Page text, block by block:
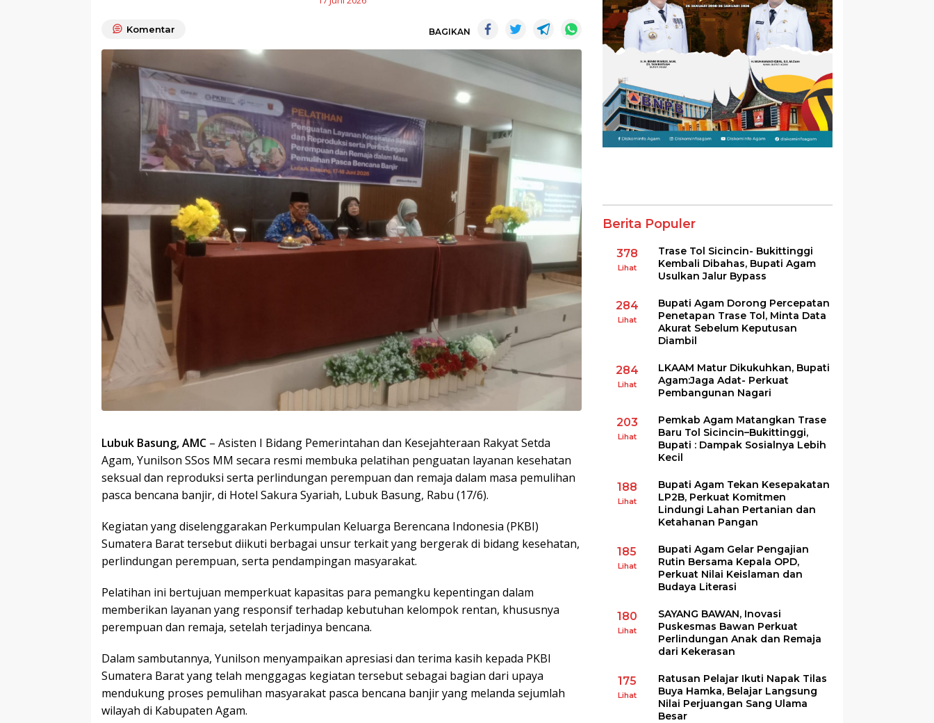
Komentar BAGIKAN
Lubuk Basung, AMC – Asisten I Bidang Pemerintahan dan Kesejahteraan Rakyat Setda
Agam, Yunilson SSos MM secara resmi membuka pelatihan penguatan layanan kesehatan
seksual dan reproduksi serta perlindungan perempuan dan remaja dalam masa pemulihan
pasca bencana banjir, di Hotel Sakura Syariah, Lubuk Basung, Rabu (17/6).
Kegiatan yang diselenggarakan Perkumpulan Keluarga Berencana Indonesia (PKBI)
Sumatera Barat tersebut diikuti berbagai unsur terkait yang bergerak di bidang kesehatan,
perlindungan perempuan, serta pendampingan masyarakat.
Pelatihan ini bertujuan memperkuat kapasitas para pemangku kepentingan dalam
memberikan layanan yang responsif terhadap kebutuhan kelompok rentan, khususnya
perempuan dan remaja, setelah terjadinya bencana.
Dalam sambutannya, Yunilson menyampaikan apresiasi dan terima kasih kepada PKBI
Sumatera Barat yang telah menggagas kegiatan tersebut sebagai bagian dari upaya
mendukung proses pemulihan masyarakat pasca bencana banjir yang melanda sejumlah
wilayah di Kabupaten Agam.
Berita Populer
378
Lihat
Trase Tol Sicincin- Bukittinggi
Kembali Dibahas, Bupati Agam
Usulkan Jalur Bypass
284
Lihat
Bupati Agam Dorong Percepatan
Penetapan Trase Tol, Minta Data
Akurat Sebelum Keputusan
Diambil
284
Lihat
LKAAM Matur Dikukuhkan, Bupati
Agam:Jaga Adat- Perkuat
Pembangunan Nagari
203
Lihat
Pemkab Agam Matangkan Trase
Baru Tol Sicincin–Bukittinggi,
Bupati : Dampak Sosialnya Lebih
Kecil
188
Lihat
Bupati Agam Tekan Kesepakatan
LP2B, Perkuat Komitmen
Lindungi Lahan Pertanian dan
Ketahanan Pangan
185
Lihat
Bupati Agam Gelar Pengajian
Rutin Bersama Kepala OPD,
Perkuat Nilai Keislaman dan
Budaya Literasi
180
Lihat
SAYANG BAWAN, Inovasi
Puskesmas Bawan Perkuat
Perlindungan Anak dan Remaja
dari Kekerasan
175
Lihat
Ratusan Pelajar Ikuti Napak Tilas
Buya Hamka, Belajar Langsung
Nilai Perjuangan Sang Ulama
Besar